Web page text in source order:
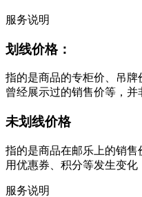
服务说明
划线价格：
指的是商品的专柜价、吊
曾经展示过的销售价等，并
未划线价格
指的是商品在邮乐上的销
用优惠券、积分等发生变化
服务说明